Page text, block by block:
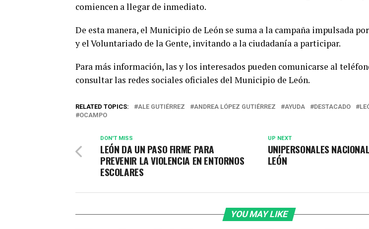
comiencen a llegar de inmediato.
De esta manera, el Municipio de León se suma a la campaña impulsada
y el Voluntariado de la Gente, invitando a la ciudadanía a participar.
Para más información, las y los interesados pueden comunicarse al
consultar las redes sociales oficiales del Municipio de León.
RELATED TOPICS: ALE GUTIÉRREZ ANDREA LÓPEZ GUTIÉRREZ AYUDA DESTACADO
OCAMPO
UP NEXT
UNIPERSONALES
LEÓN
DON'T MISS
LEÓN DA UN PASO FIRME PARA
PREVENIR LA VIOLENCIA EN ENTORNOS
ESCOLARES
YOU MAY LIKE